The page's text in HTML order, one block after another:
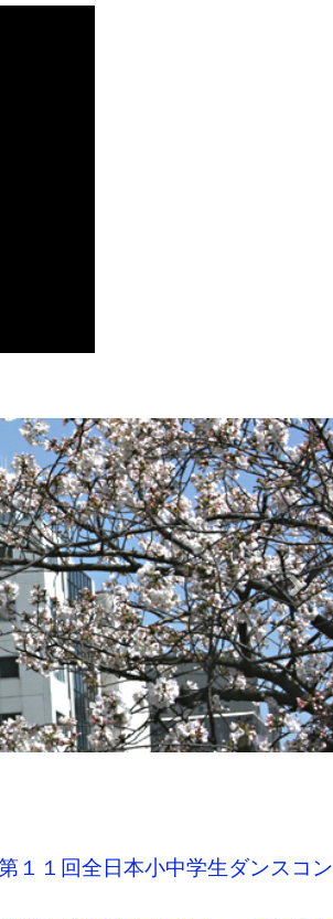
Next
１回全日本小中学生ダンスコン